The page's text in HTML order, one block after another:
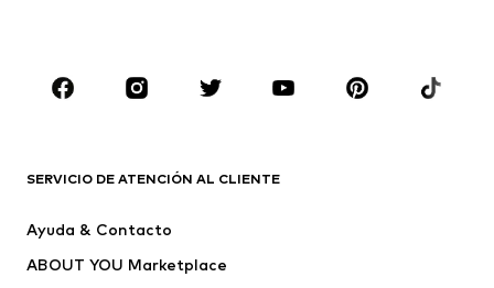
ROPA
Camisetas
Jeans
Pantalones
SERVICIO DE ATENCIÓN AL CLIENTE
Ayuda & Contacto
ABOUT YOU Marketplace